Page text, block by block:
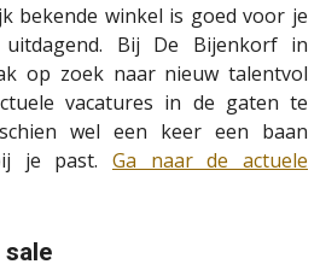
bekende winkel is goed voor je
Bij De Bijenkorf in
op zoek naar nieuw talentvol
vacatures in de gaten te
wel een keer een baan
je past. Ga naar de actuele